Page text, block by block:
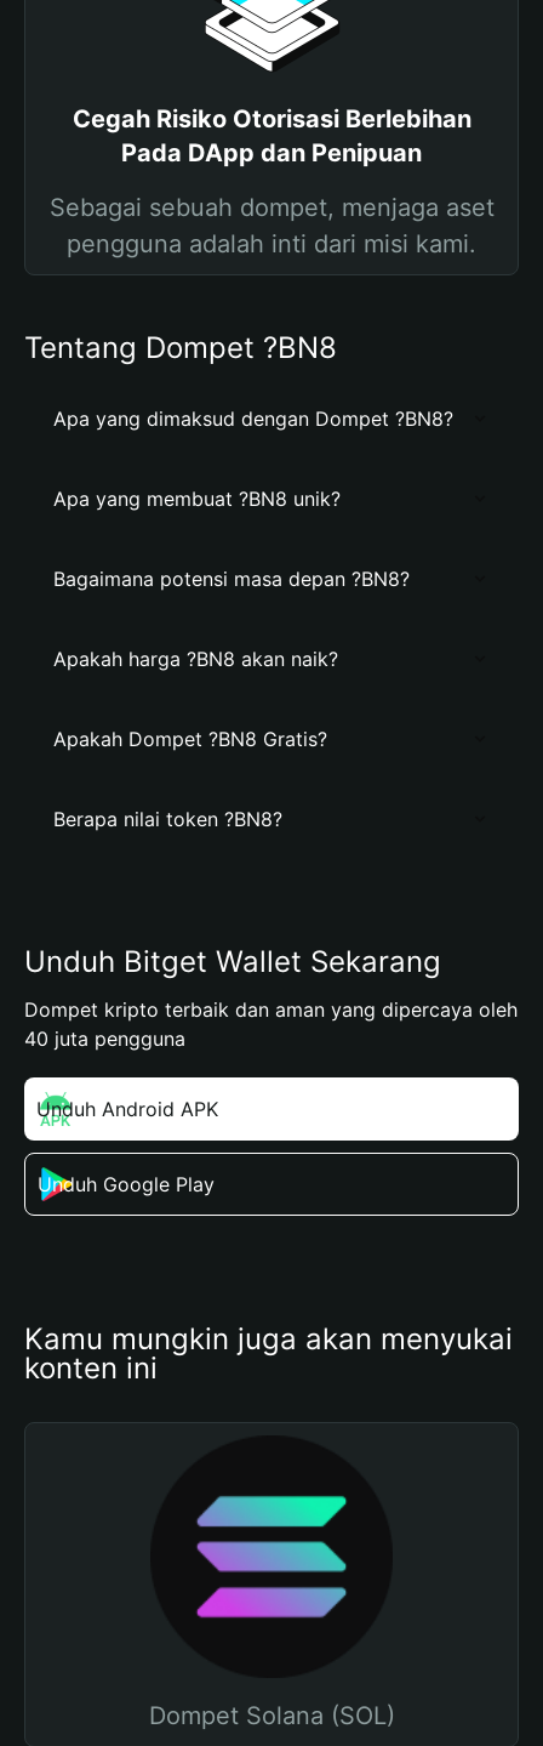
Cegah Risiko Otorisasi Berlebihan
Pada DApp dan Penipuan
Sebagai sebuah dompet, menjaga aset
pengguna adalah inti dari misi kami.
Tentang Dompet ?BN8
Apa yang dimaksud dengan Dompet ?BN8?
Apa yang membuat ?BN8 unik?
Bagaimana potensi masa depan ?BN8?
Apakah harga ?BN8 akan naik?
Apakah Dompet ?BN8 Gratis?
Berapa nilai token ?BN8?
Unduh Bitget Wallet Sekarang
Dompet kripto terbaik dan aman yang dipercaya oleh
40 juta pengguna
Unduh Android APK
Unduh Google Play
Kamu mungkin juga akan menyukai
konten ini
Dompet Solana (SOL)